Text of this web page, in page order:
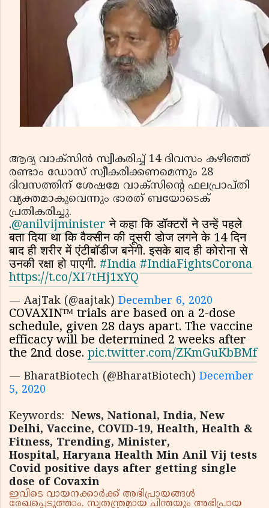
ആദ്യ വാക്‌സിന്‍ സ്വീകരിച്ച് 14 ദിവസം കഴിഞ്ഞ്
രണ്ടാം ഡോസ് സ്വീകരിക്കണമെന്നും 28
ദിവസത്തിന് ശേഷമേ വാക്‌സിന്റെ ഫലപ്രാപ്തി
വ്യക്തമാകുവെന്നും ഭാരത് ബയോടെക്
പ്രതികരിച്ചു.
.@anilvijminister ने कहा कि डॉक्टरों ने उन्हें पहले
बता दिया था कि वैक्सीन की दूसरी डोज लगने के 14 दिन
बाद ही शरीर में एंटीबॉडीज बनेगी. इसके बाद ही कोरोना से
उनकी रक्षा हो पाएगी. #India #IndiaFightsCorona
https://t.co/XI7tHj1xYQ
— AajTak (@aajtak) December 6, 2020
COVAXINᵀᴹ trials are based on a 2-dose
schedule, given 28 days apart. The vaccine
efficacy will be determined 2 weeks after
the 2nd dose. pic.twitter.com/ZKmGuKbBMf
— BharatBiotech (@BharatBiotech) December
5, 2020
Keywords: News, National, India, New
Delhi, Vaccine, COVID-19, Health, Health &
Fitness, Trending, Minister,
Hospital, Haryana Health Min Anil Vij tests
Covid positive days after getting single
dose of Covaxin
ഇവിടെ വായനക്കാർക്ക് അഭിപ്രായങ്ങൾ
രേഖപ്പെടുത്താം. സ്വതന്ത്രമായ ചിന്തയും അഭിപ്രായ